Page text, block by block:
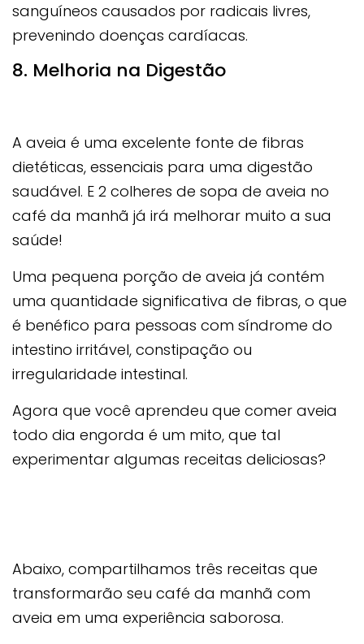
sanguíneos causados por radicais livres,
prevenindo doenças cardíacas.
8. Melhoria na Digestão
A aveia é uma excelente fonte de fibras
dietéticas, essenciais para uma digestão
saudável. E 2 colheres de sopa de aveia no
café da manhã já irá melhorar muito a sua
saúde!
Uma pequena porção de aveia já contém
uma quantidade significativa de fibras, o que
é benéfico para pessoas com síndrome do
intestino irritável, constipação ou
irregularidade intestinal.
Agora que você aprendeu que comer aveia
todo dia engorda é um mito, que tal
experimentar algumas receitas deliciosas?
Abaixo, compartilhamos três receitas que
transformarão seu café da manhã com
aveia em uma experiência saborosa.